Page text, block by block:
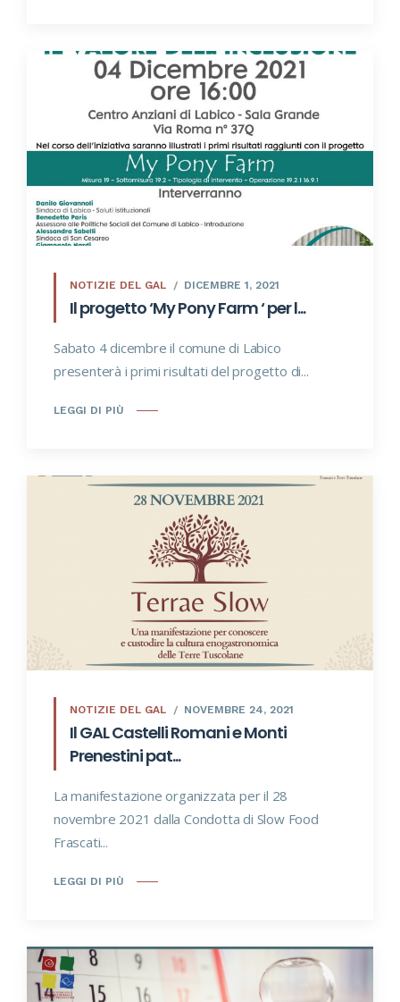
NOTIZIE DEL GAL DICEMBRE 1, 2021
Il progetto ‘My Pony Farm ‘ per l...
Sabato 4 dicembre il comune di Labico
presenterà i primi risultati del progetto di...
LEGGI DI PIÙ
NOTIZIE DEL GAL NOVEMBRE 24, 2021
Il GAL Castelli Romani e Monti
Prenestini pat...
La manifestazione organizzata per il 28
novembre 2021 dalla Condotta di Slow Food
Frascati...
LEGGI DI PIÙ